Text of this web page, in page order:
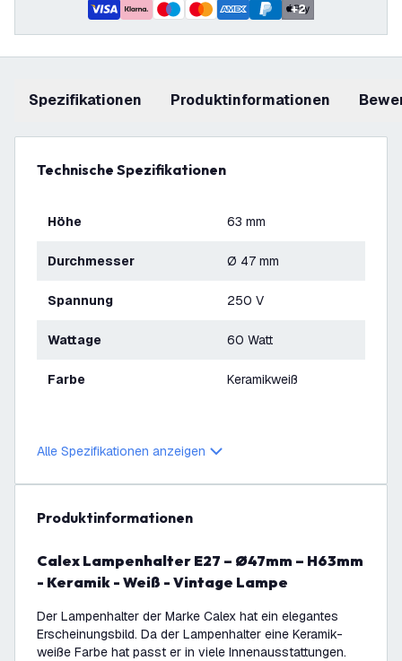
+2
Spezifikationen Produktinformationen
Technische Spezifikationen
Höhe 63 mm
Durchmesser Ø 47 mm
Spannung 250 V
Wattage 60 Watt
Farbe Keramikweiß
Alle Spezifikationen anzeigen
Produktinformationen
Calex Lampenhalter E27 – Ø47mm – H63mm
- Keramik - Weiß - Vintage Lampe
Der Lampenhalter der Marke Calex hat ein elegantes
Erscheinungsbild. Da der Lampenhalter eine Keramik-
weiße Farbe hat passt er in viele Innenausstattungen.